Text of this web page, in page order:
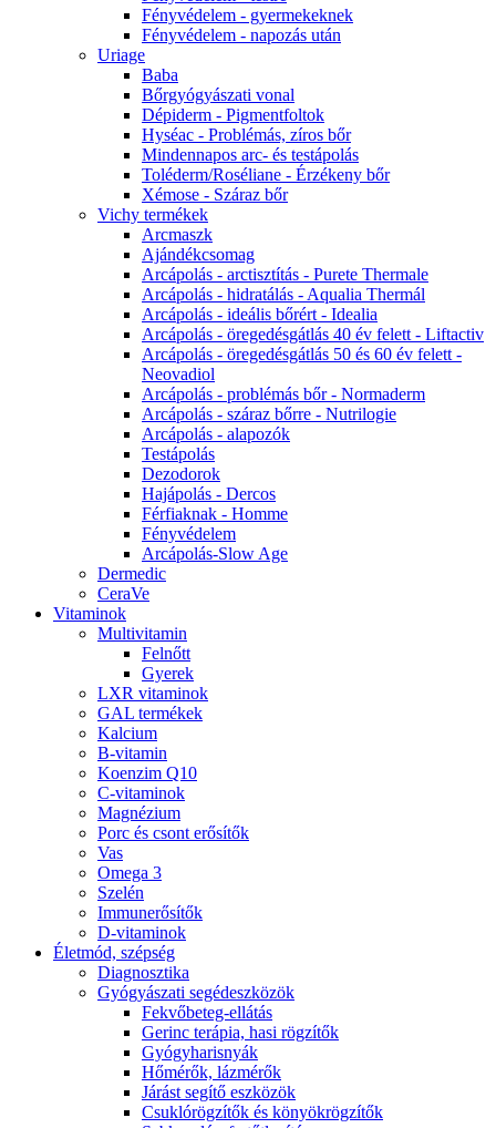
Fényvédelem - gyermekeknek
Fényvédelem - napozás után
Uriage
Baba
Bőrgyógyászati vonal
Dépiderm - Pigmentfoltok
Hyséac - Problémás, zíros bőr
Mindennapos arc- és testápolás
Toléderm/Roséliane - Érzékeny bőr
Xémose - Száraz bőr
Vichy termékek
Arcmaszk
Ajándékcsomag
Arcápolás - arctisztítás - Purete Thermale
Arcápolás - hidratálás - Aqualia Thermál
Arcápolás - ideális bőrért - Idealia
Arcápolás - öregedésgátlás 40 év felett - Liftactiv
Arcápolás - öregedésgátlás 50 és 60 év felett -
Neovadiol
Arcápolás - problémás bőr - Normaderm
Arcápolás - száraz bőrre - Nutrilogie
Arcápolás - alapozók
Testápolás
Dezodorok
Hajápolás - Dercos
Férfiaknak - Homme
Fényvédelem
Arcápolás-Slow Age
Dermedic
CeraVe
Vitaminok
Multivitamin
Felnőtt
Gyerek
LXR vitaminok
GAL termékek
Kalcium
B-vitamin
Koenzim Q10
C-vitaminok
Magnézium
Porc és csont erősítők
Vas
Omega 3
Szelén
Immunerősítők
D-vitaminok
Életmód, szépség
Diagnosztika
Gyógyászati segédeszközök
Fekvőbeteg-ellátás
Gerinc terápia, hasi rögzítők
Gyógyharisnyák
Hőmérők, lázmérők
Járást segítő eszközök
Csuklórögzítők és könyökrögzítők